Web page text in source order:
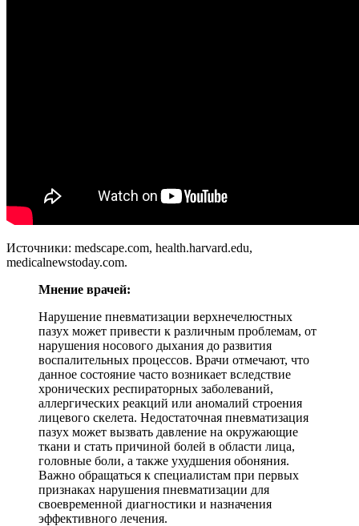
Источники: medscape.com, health.harvard.edu,
medicalnewstoday.com.
Мнение врачей:
Нарушение пневматизации верхнечелюстных
пазух может привести к различным проблемам, от
нарушения носового дыхания до развития
воспалительных процессов. Врачи отмечают, что
данное состояние часто возникает вследствие
хронических респираторных заболеваний,
аллергических реакций или аномалий строения
лицевого скелета. Недостаточная пневматизация
пазух может вызвать давление на окружающие
ткани и стать причиной болей в области лица,
головные боли, а также ухудшения обоняния.
Важно обращаться к специалистам при первых
признаках нарушения пневматизации для
своевременной диагностики и назначения
эффективного лечения.